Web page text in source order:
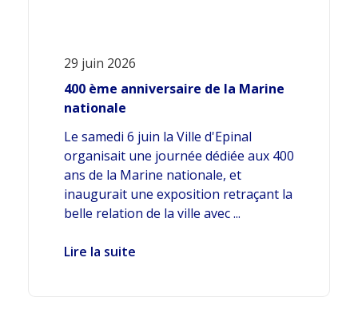
29 juin 2026
400 ème anniversaire de la Marine
nationale
Le samedi 6 juin la Ville d'Epinal
organisait une journée dédiée aux 400
ans de la Marine nationale, et
inaugurait une exposition retraçant la
belle relation de la ville avec ...
Lire la suite